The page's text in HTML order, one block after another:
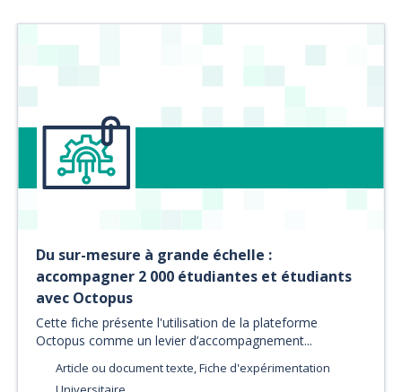
Du sur-mesure à grande échelle :
accompagner 2 000 étudiantes et étudiants
avec Octopus
Cette fiche présente l'utilisation de la plateforme
Octopus comme un levier d’accompagnement...
Article ou document texte, Fiche d'expérimentation